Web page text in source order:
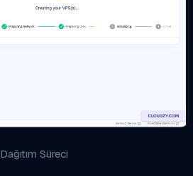
Dağıtım Süreci